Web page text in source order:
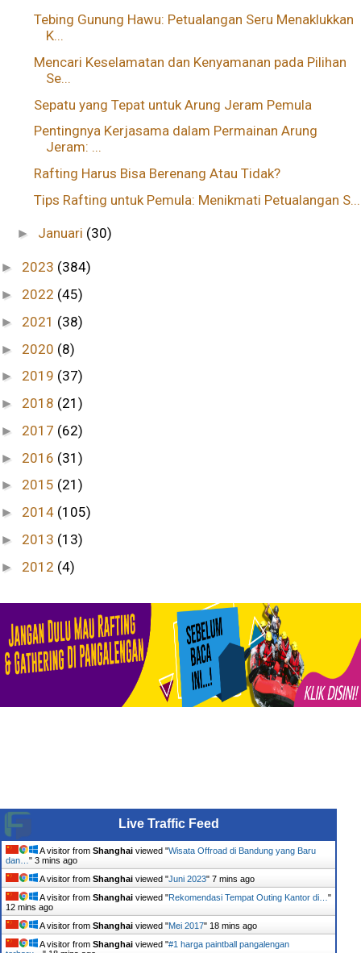
Tebing Gunung Hawu: Petualangan Seru Menaklukkan
K...
Mencari Keselamatan dan Kenyamanan pada Pilihan
Se...
Sepatu yang Tepat untuk Arung Jeram Pemula
Pentingnya Kerjasama dalam Permainan Arung
Jeram: ...
Rafting Harus Bisa Berenang Atau Tidak?
Tips Rafting untuk Pemula: Menikmati Petualangan S...
► Januari (30)
► 2023 (384)
► 2022 (45)
► 2021 (38)
► 2020 (8)
► 2019 (37)
► 2018 (21)
► 2017 (62)
► 2016 (31)
► 2015 (21)
► 2014 (105)
► 2013 (13)
► 2012 (4)
Live Traffic Feed
A visitor from Shanghai viewed "Wisata Offroad di Bandung yang Baru
dan… " 4 mins ago
A visitor from Shanghai viewed "Juni 2023" 7 mins ago
A visitor from Shanghai viewed "Rekomendasi Tempat Outing Kantor di… "
12 mins ago
A visitor from Shanghai viewed "Mei 2017" 18 mins ago
A visitor from Shanghai viewed "#1 harga paintball pangalengan